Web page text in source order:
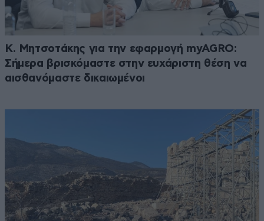
Κ. Μητσοτάκης για την εφαρμογή myAGRO:
Σήμερα βρισκόμαστε στην ευχάριστη θέση να
αισθανόμαστε δικαιωμένοι